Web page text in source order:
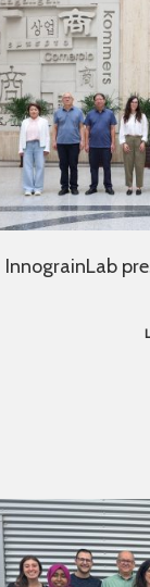
InnograinLab